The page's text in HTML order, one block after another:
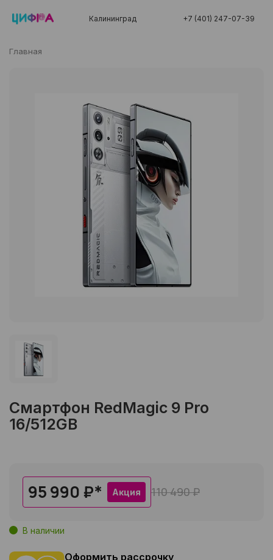
Калининград +7 (401) 247-07-39
Главная
Смартфон RedMagic 9 Pro
16/512GB
95 990 ₽* Акция 110 490 ₽
В наличии
Оформить рассрочку